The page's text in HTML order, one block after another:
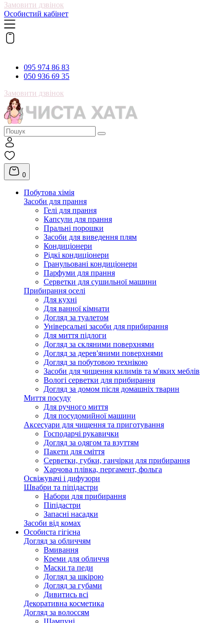
Замовити дзвінок
Особистий кабінет
095 974 86 83
050 936 69 35
Замовити дзвінок
0
Побутова хімія
Засоби для прання
Гелі для прання
Капсули для прання
Пральні порошки
Засоби для виведення плям
Кондиціонери
Рідкі кондиціонери
Гранульовані кондиціонери
Парфуми для прання
Серветки для сушильної машини
Прибирання оселі
Для кухні
Для ванної кімнати
Догляд за туалетом
Універсальні засоби для прибирання
Для миття підлоги
Догляд за скляними поверхнями
Догляд за дерев'яними поверхнями
Догляд за побутовою технікою
Засоби для чищення килимів та м'яких меблів
Вологі серветки для прибирання
Догляд за домом після домашніх тварин
Миття посуду
Для ручного миття
Для посудомийної машини
Аксесуари для чищення та приготування
Господарчі рукавички
Догляд за одягом та взуттям
Пакети для сміття
Серветки, губки, ганчірки для прибирання
Харчова плівка, пергамент, фольга
Освіжувачі і дифузори
Швабри та піпідастри
Набори для прибирання
Піпідастри
Запасні насадки
Засоби від комах
Особиста гігієна
Догляд за обличчям
Вмивання
Креми для обличчя
Маски та педи
Догляд за шкірою
Догляд за губами
Дивитись всі
Декоративна косметика
Догляд за волоссям
Шампуні